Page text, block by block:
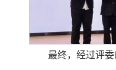
最终，经过评